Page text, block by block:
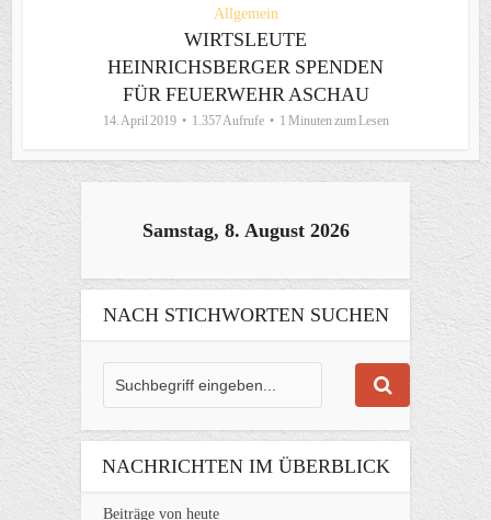
Allgemein
WIRTSLEUTE
HEINRICHSBERGER SPENDEN
FÜR FEUERWEHR ASCHAU
14. April 2019 1.357 Aufrufe 1 Minuten zum Lesen
Samstag, 8. August 2026
NACH STICHWORTEN SUCHEN
NACHRICHTEN IM ÜBERBLICK
Beiträge von heute